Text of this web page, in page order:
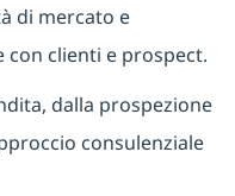
di mercato e
clienti e prospect.
dalla prospezione
consulenziale